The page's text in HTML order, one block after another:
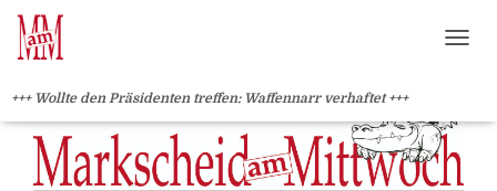
+++ Wollte den Präsidenten treffen: Waffennarr verhaftet +++